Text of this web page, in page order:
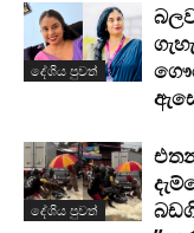
දේශිය පුවත්
දේශිය පුවත්